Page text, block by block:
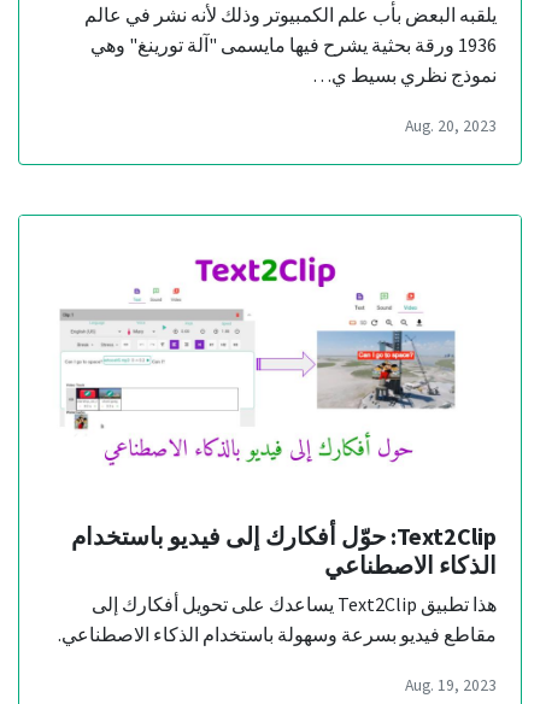
يلقبه البعض بأب علم الكمبيوتر وذلك لأنه نشر في عالم
1936 ورقة بحثية يشرح فيها مايسمى "آلة تورينغ" وهي
نموذج نظري بسيط ي…
Aug. 20, 2023
Text2Clip: حوّل أفكارك إلى فيديو باستخدام
الذكاء الاصطناعي
هذا تطبيق Text2Clip يساعدك على تحويل أفكارك إلى
مقاطع فيديو بسرعة وسهولة باستخدام الذكاء الاصطناعي.
Aug. 19, 2023